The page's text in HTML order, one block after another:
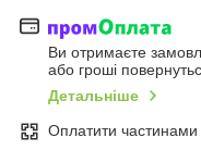
Ви отримаєте
або гроші
Детальніше
Оплатити частинами